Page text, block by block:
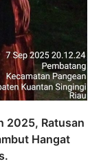
2025, Ratusan
Hangat